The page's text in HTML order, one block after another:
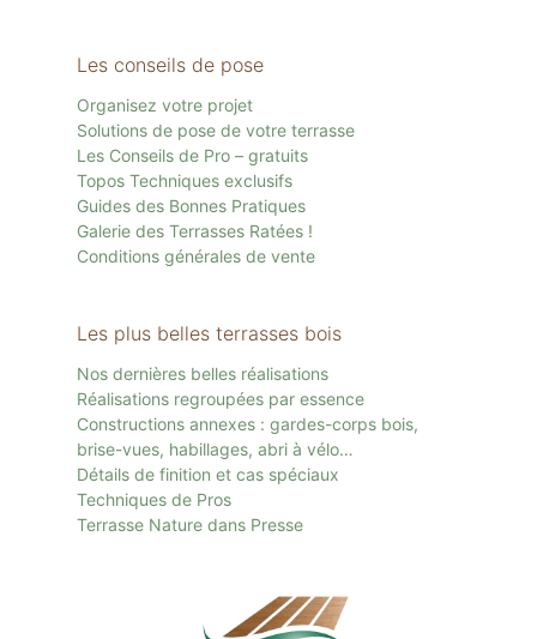
Les conseils de pose
Organisez votre projet
Solutions de pose de votre terrasse
Les Conseils de Pro – gratuits
Topos Techniques exclusifs
Guides des Bonnes Pratiques
Galerie des Terrasses Ratées !
Conditions générales de vente
Les plus belles terrasses bois
Nos dernières belles réalisations
Réalisations regroupées par essence
Constructions annexes : gardes-corps bois,
brise-vues, habillages, abri à vélo…
Détails de finition et cas spéciaux
Techniques de Pros
Terrasse Nature dans Presse